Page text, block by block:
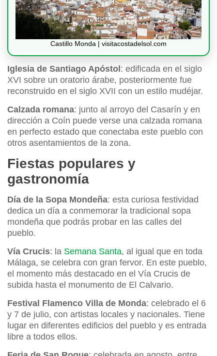
Castillo Monda | visitacostadelsol.com
Iglesia de Santiago Apóstol : edificada en el siglo
XVI sobre un oratorio árabe, posteriormente fue
reconstruido en el siglo XVII con un estilo mudéjar.
Calzada romana: junto al arroyo del Casarín y en
dirección a Coín puede verse una calzada romana
en perfecto estado que conectaba este pueblo con
otros asentamientos de la zona.
Fiestas populares y
gastronomía
Día de la Sopa Mondeña: esta curiosa festividad
dedica un día a conmemorar la tradicional sopa
mondeña que podrás probar en las calles del
pueblo.
Vía Crucis: la Semana Santa, al igual que en toda
Málaga, se celebra con gran fervor. En este pueblo,
el momento más destacado en el Vía Crucis de
subida hasta el monumento de El Calvario.
Festival Flamenco Villa de Monda: celebrado el 6
y 7 de julio, con artistas locales y nacionales. Tiene
lugar en diferentes edificios del pueblo y es entrada
libre a todos ellos.